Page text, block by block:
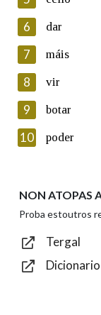
persoal, que
automatizado de
ficheiros
seu dereito de
seus datos
Lin e
Introduce o
Texto de
6 dar
7 máis
8 vir
9 botar
10 poder
NON ATOPAS
Proba estoutros
Tergal